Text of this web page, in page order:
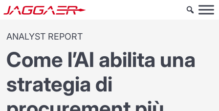
ANALYST REPORT
Come l’AI abilita una
strategia di